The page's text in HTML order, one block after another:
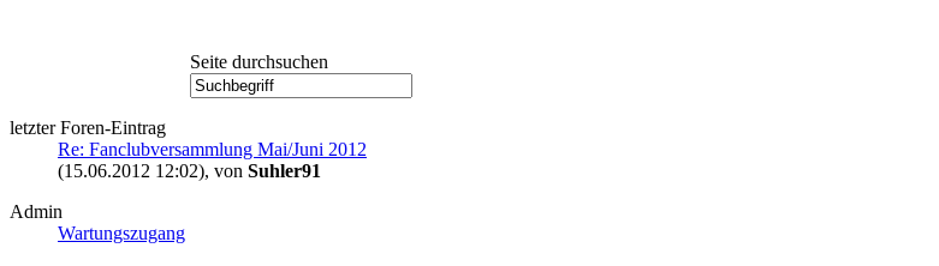
Seite durchsuchen
letzter Foren-Eintrag
Re: Fanclubversammlung Mai/Juni 2012
(15.06.2012 12:02), von Suhler91
Admin
Wartungszugang